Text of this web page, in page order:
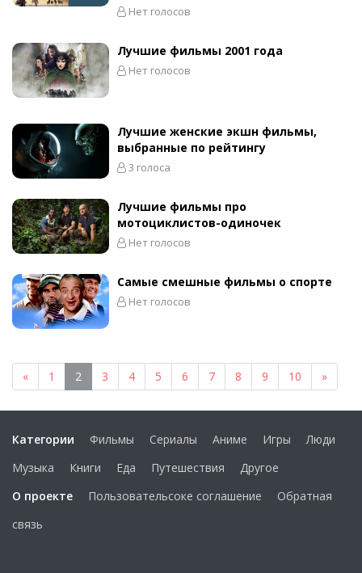
Нет голосов
Лучшие фильмы 2001 года
Нет голосов
Лучшие женские экшн фильмы,
выбранные по рейтингу
3 голоса
Лучшие фильмы про
мотоциклистов-одиночек
Нет голосов
Самые смешные фильмы о спорте
Нет голосов
« 1 2 3 4 5 6 7 8 9 10 »
Категории Фильмы Сериалы Аниме Игры
Люди
Музыка
Книги Еда Путешествия
Другое
О проекте
Пользовательсоке соглашение
Обратная
связь